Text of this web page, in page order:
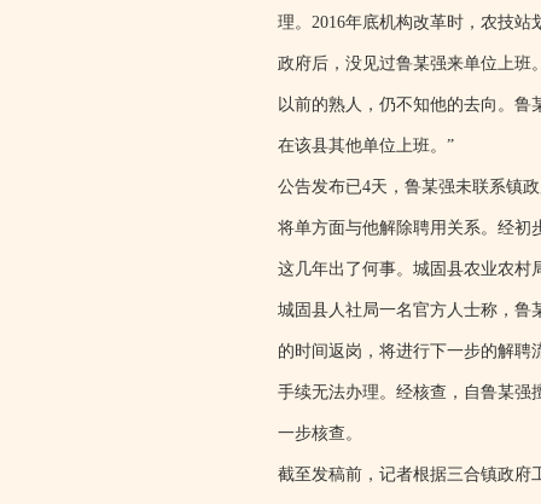
理。2016年底机构改革时，农技
政府后，没见过鲁某强来单位上班
以前的熟人，仍不知他的去向。
在该县其他单位上班。”
公告发布已4天，鲁某强未联系镇
将单方面与他解除聘用关系。经初
这几年出了何事。城固县农业农村
城固县人社局一名官方人士称，鲁
的时间返岗，将进行下一步的解聘
手续无法办理。经核查，自鲁某强
一步核查。
截至发稿前，记者根据三合镇政府